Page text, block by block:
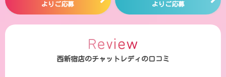
よりご応募 よりご応募
西新宿店のチャットレディの口コミ